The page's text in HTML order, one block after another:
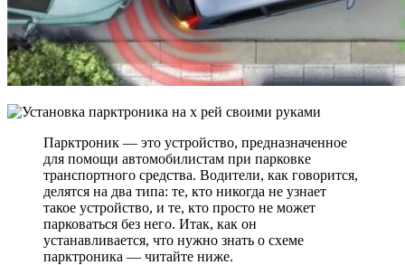
Парктроник — это устройство, предназначенное
для помощи автомобилистам при парковке
транспортного средства. Водители, как говорится,
делятся на два типа: те, кто никогда не узнает
такое устройство, и те, кто просто не может
парковаться без него. Итак, как он
устанавливается, что нужно знать о схеме
парктроника — читайте ниже.